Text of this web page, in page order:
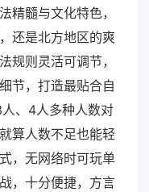
精髓与文化特色，
还是北方地区的爽
规则灵活可调节，
节，打造最贴合自
、4人多种人数对
算人数不足也能轻
，无网络时可玩单
，十分便捷，方言